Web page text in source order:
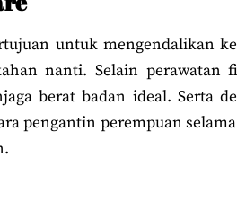
untuk mengendalikan
nanti. Selain
berat badan ideal. Serta
pengantin perempuan